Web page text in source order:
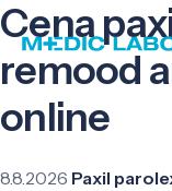
Cena
remood
online
8.8.2026 Paxil